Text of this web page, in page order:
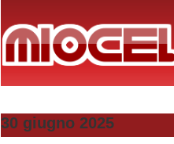
30 giugno 2025